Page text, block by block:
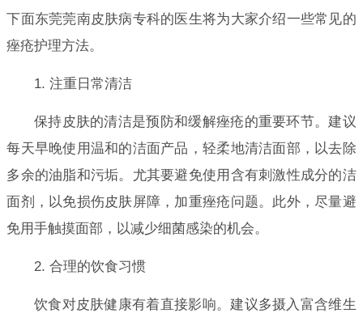
下面东莞莞南皮肤病专科的医生将为大家介绍一些常见的
痤疮护理方法。
1. 注重日常清洁
保持皮肤的清洁是预防和缓解痤疮的重要环节。建议
每天早晚使用温和的洁面产品，轻柔地清洁面部，以去除
多余的油脂和污垢。尤其要避免使用含有刺激性成分的洁
面剂，以免损伤皮肤屏障，加重痤疮问题。此外，尽量避
免用手触摸面部，以减少细菌感染的机会。
2. 合理的饮食习惯
饮食对皮肤健康有着直接影响。建议多摄入富含维生